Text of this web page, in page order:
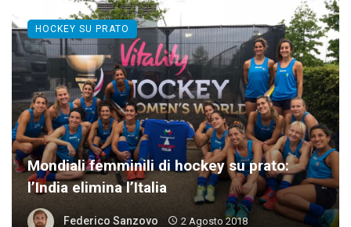
Mondiali femminili di hockey su prato:
l’India elimina l’Italia
Federico Sanzovo 2 Agosto 2018
HOCKEY SU PRATO